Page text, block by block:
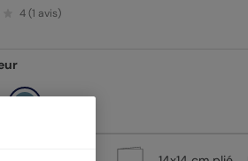
4(1 avis)